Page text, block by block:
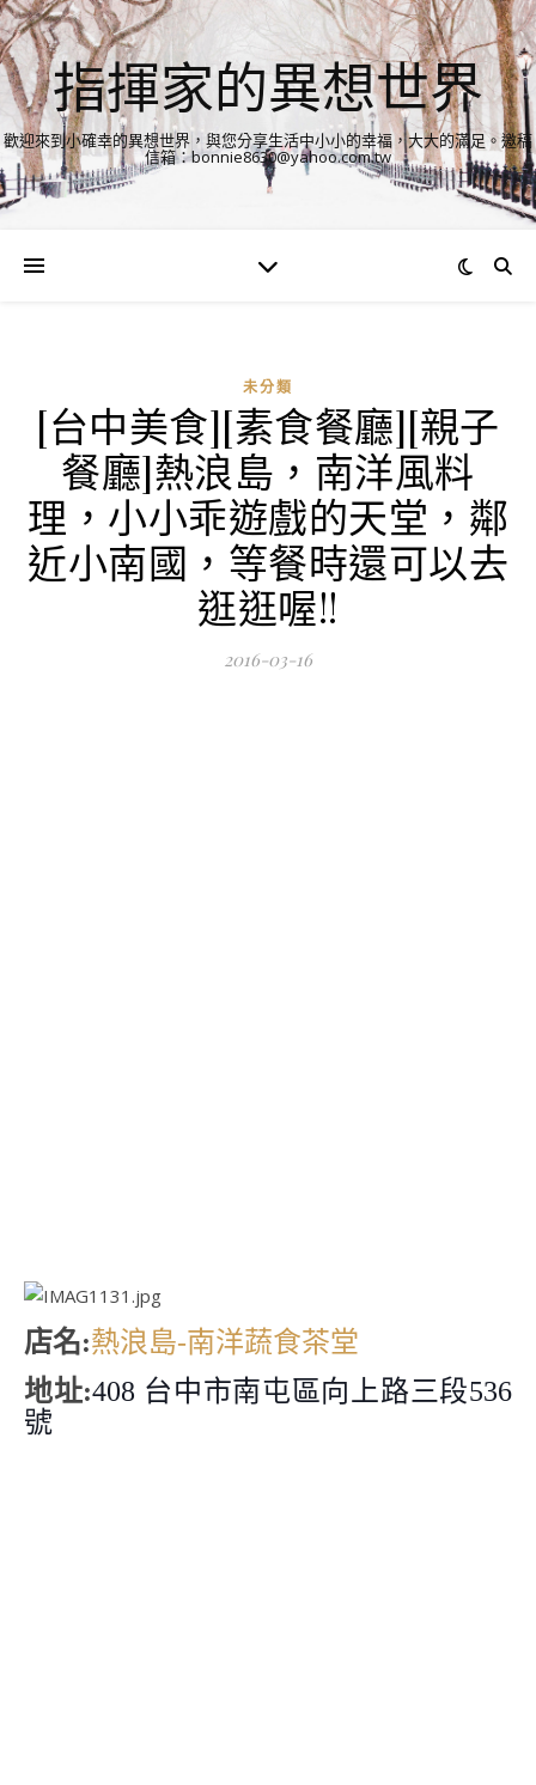
指揮家的異想世界
歡迎來到小確幸的異想世界，與您分享生活中小小的幸福，大大的滿足。邀稿
信箱：bonnie8630@yahoo.com.tw
未分類
[台中美食][素食餐廳][親子
餐廳]熱浪島，南洋風料
理，小小乖遊戲的天堂，鄰
近小南國，等餐時還可以去
逛逛喔!!
2016-03-16
店名:熱浪島-南洋蔬食茶堂
地址:408 台中市南屯區向上路三段536
號